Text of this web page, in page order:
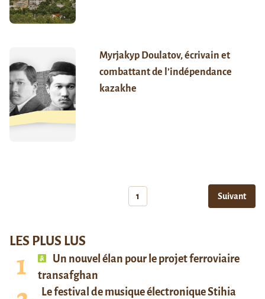
Myrjakyp Doulatov, écrivain et
combattant de l’indépendance
kazakhe
1 Suivant
LES PLUS LUS
Un nouvel élan pour le projet ferroviaire
transafghan
Le festival de musique électronique Stihia